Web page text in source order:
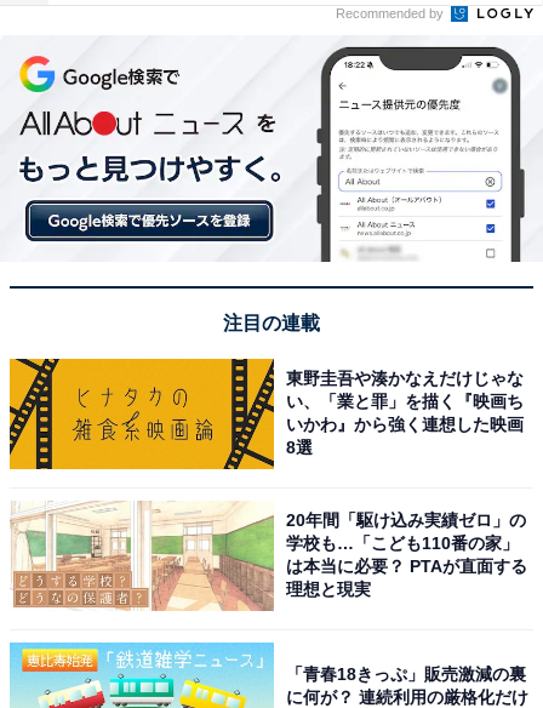
Recommended by
注目の連載
東野圭吾や湊かなえだけじゃな
い、「業と罪」を描く『映画ち
いかわ』から強く連想した映画
8選
20年間「駆け込み実績ゼロ」の
学校も…「こども110番の家」
は本当に必要？ PTAが直面する
理想と現実
「青春18きっぷ」販売激減の裏
に何が？ 連続利用の厳格化だけ